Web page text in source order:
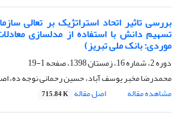
بررسی تاثیر اتحاد استراتژیک بر تعالی
تسهیم دانش با استفاده از مدلسازی
موردی: بانک ملی تبریز)
دوره 2، شماره 16، زمستان 1398، صفحه
1-19
محمدرضا مخبر یوسف آباد، حسین رحمانی نوجه ده،
مشاهده مقاله
اصل مقاله 715.84 K